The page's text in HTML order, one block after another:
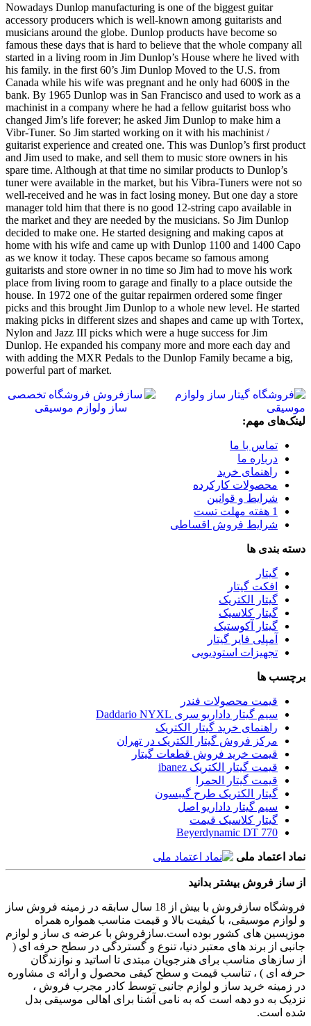
Nowadays Dunlop manufacturing is one of the biggest guitar
accessory producers which is well-known among guitarists and
musicians around the globe. Dunlop products have become so
famous these days that is hard to believe that the whole company all
started in a living room in Jim Dunlop’s House where he lived with
his family. in the first 60’s Jim Dunlop Moved to the U.S. from
Canada while his wife was pregnant and he only had 600$ in the
bank. By 1965 Dunlop was in San Francisco and used to work as a
machinist in a company where he had a fellow guitarist boss who
changed Jim’s life forever; he asked Jim Dunlop to make him a
Vibr-Tuner. So Jim started working on it with his machinist /
guitarist experience and created one. This was Dunlop’s first product
and Jim used to make, and sell them to music store owners in his
spare time. Although at that time no similar products to Dunlop’s
tuner were available in the market, but his Vibra-Tuners were not so
well-received and he was in fact losing money. But one day a store
manager told him that there is no good 12-string capo available in
the market and they are needed by the musicians. So Jim Dunlop
decided to make one. He started designing and making capos at
home with his wife and came up with Dunlop 1100 and 1400 Capo
as we know it today. These capos became so famous among
guitarists and store owner in no time so Jim had to move his work
place from living room to garage and finally to a place outside the
house. In 1972 one of the guitar repairmen ordered some finger
picks and this brought Jim Dunlop to a whole new level. He started
making picks in different sizes and shapes and came up with Tortex,
Nylon and Jazz III picks which were a huge success for Jim
Dunlop. He expanded his company more and more each day and
with adding the MXR Pedals to the Dunlop Family became a big,
powerful part of market.
لینک‌های مهم:
تماس با ما
درباره ما
راهنمای خرید
محصولات کارکرده
شرایط و قوانین
1 هفته مهلت تست
شرایط فروش اقساطی
دسته بندی ها
گیتار
افکت گیتار
گیتار الکتریک
گیتار کلاسیک
گیتار آکوستیک
آمپلی فایر گیتار
تجهیزات استودیویی
برچسب ها
قیمت محصولات فندر
سیم گیتار داداریو سری Daddario NYXL
راهنمای خرید گیتار الکتریک
مرکز فروش گیتار الکتریک در تهران
قیمت خرید فروش قطعات گیتار
قیمت گیتار الکتریک ibanez
قیمت گیتار الحمرا
گیتار الکتریک طرح گیبسون
سیم گیتار داداریو اصل
گیتار کلاسیک قیمت
Beyerdynamic DT 770
نماد اعتماد ملی
از ساز فروش بیشتر بدانید
فروشگاه سازفروش با بیش از 18 سال سابقه در زمینه فروش ساز
و لوازم موسیقی، با کیفیت بالا و قیمت مناسب همواره همراه
موزیسین های کشور بوده است.سازفروش با عرضه ی ساز و لوازم
جانبی از برند های معتبر دنیا، تنوع و گستردگی در سطح حرفه ای (
از سازهای مناسب برای هنرجویان مبتدی تا اساتید و نوازندگان
حرفه ای ) ، تناسب قیمت و سطح کیفی محصول و ارائه ی مشاوره
در زمینه خرید ساز و لوازم جانبی توسط کادر مجرب فروش ،
نزدیک به دو دهه است که به نامی آشنا برای اهالی موسیقی بدل
شده است.